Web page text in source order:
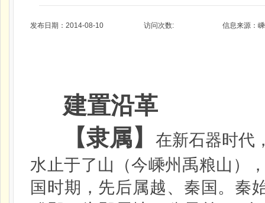
发布日期：2014-08-10 访问次数: 信息来源：
建置沿革
【隶属】
在新石器时代
水止于了山（今嵊州禹粮山）
国时期，先后属越、秦国。秦